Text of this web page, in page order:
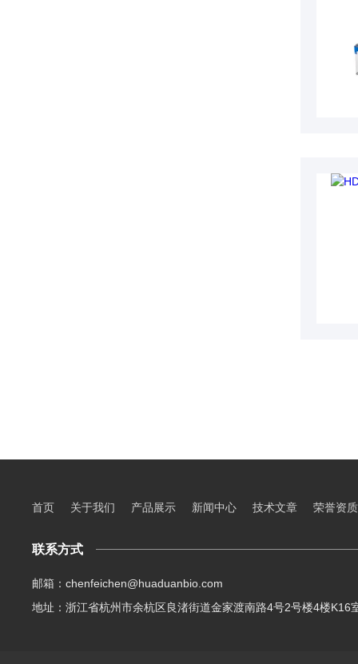
首页 关于我们 产品展示 新闻中心 技术文章 荣誉资质
联系方式
邮箱：chenfeichen@huaduanbio.com
地址：浙江省杭州市余杭区良渚街道金家渡南路4号2号楼4楼K16